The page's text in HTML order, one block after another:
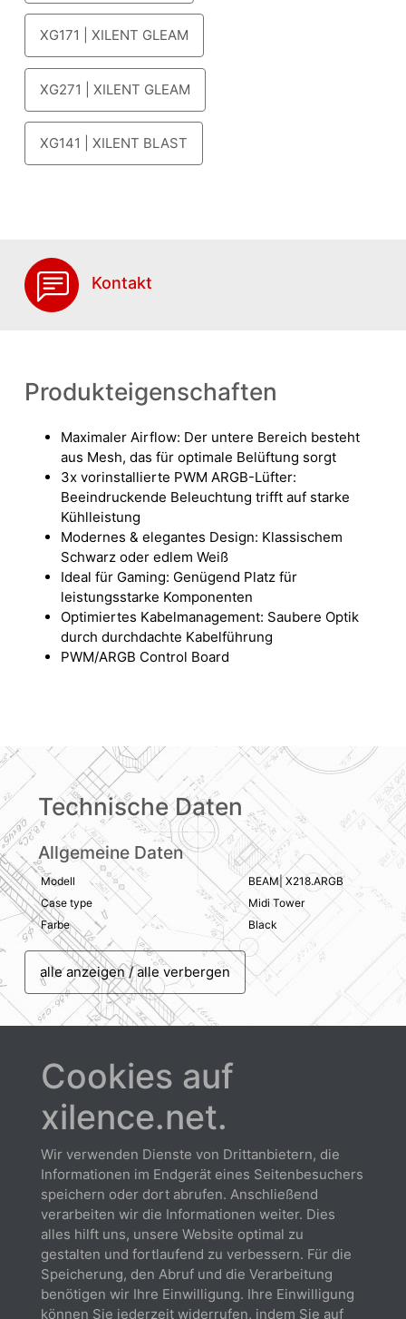
XG171 | XILENT GLEAM
XG271 | XILENT GLEAM
XG141 | XILENT BLAST
Kontakt
Produkteigenschaften
Maximaler Airflow: Der untere Bereich besteht
aus Mesh, das für optimale Belüftung sorgt
3x vorinstallierte PWM ARGB-Lüfter:
Beeindruckende Beleuchtung trifft auf starke
Kühlleistung
Modernes & elegantes Design: Klassischem
Schwarz oder edlem Weiß
Ideal für Gaming: Genügend Platz für
leistungsstarke Komponenten
Optimiertes Kabelmanagement: Saubere Optik
durch durchdachte Kabelführung
PWM/ARGB Control Board
Technische Daten
Allgemeine Daten
Modell
BEAM| X218.ARGB
Case type
Midi Tower
Farbe
Black
alle anzeigen / alle verbergen
Downloads
Datenblatt
Herunterladen
Cookies auf
xilence.net.
Wir verwenden Dienste von Drittanbietern, die
Informationen im Endgerät eines Seitenbesuchers
speichern oder dort abrufen. Anschließend
verarbeiten wir die Informationen weiter. Dies
alles hilft uns, unsere Website optimal zu
gestalten und fortlaufend zu verbessern. Für die
Speicherung, den Abruf und die Verarbeitung
benötigen wir Ihre Einwilligung. Ihre Einwilligung
können Sie jederzeit widerrufen, indem Sie auf